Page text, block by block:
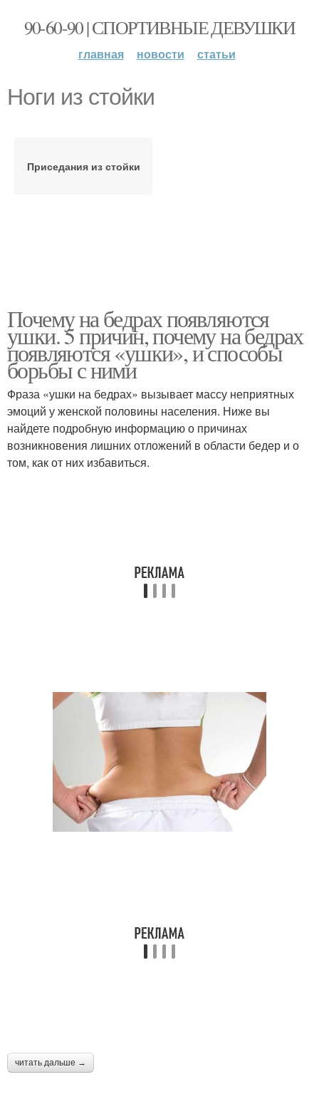
90-60-90 | СПОРТИВНЫЕ ДЕВУШКИ
главная новости статьи
Ноги из стойки
Приседания из стойки
Почему на бедрах появляются
ушки. 5 причин, почему на бедрах
появляются «ушки», и способы
борьбы с ними
Фраза «ушки на бедрах» вызывает массу неприятных
эмоций у женской половины населения. Ниже вы
найдете подробную информацию о причинах
возникновения лишних отложений в области бедер и о
том, как от них избавиться.
читать дальше →